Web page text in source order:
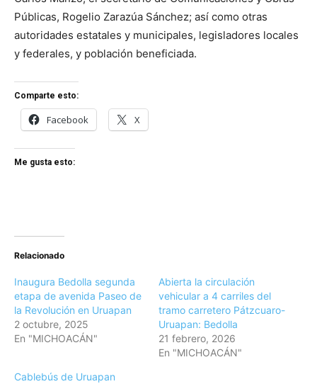
Públicas, Rogelio Zarazúa Sánchez; así como otras
autoridades estatales y municipales, legisladores locales
y federales, y población beneficiada.
Comparte esto:
Facebook X
Me gusta esto:
Relacionado
Inaugura Bedolla segunda
etapa de avenida Paseo de
la Revolución en Uruapan
2 octubre, 2025
En "MICHOACÁN"
Abierta la circulación
vehicular a 4 carriles del
tramo carretero Pátzcuaro-
Uruapan: Bedolla
21 febrero, 2026
En "MICHOACÁN"
Cablebús de Uruapan